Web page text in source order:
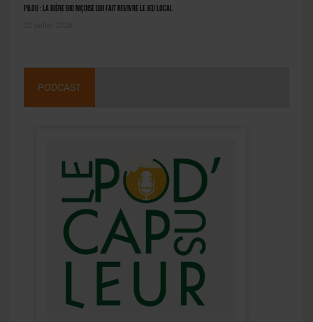
Pilou : la bière bio niçoise qui fait revivre le jeu local
PODCAST